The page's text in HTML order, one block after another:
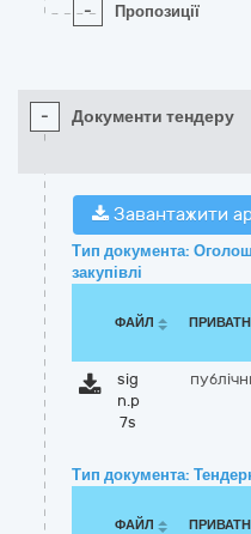
- Пропозиції
- Документи тендеру
Завантажити
Тип документа:
закупівлі
ФАЙЛ
sig
n.p
7s
Тип документа:
ФАЙЛ